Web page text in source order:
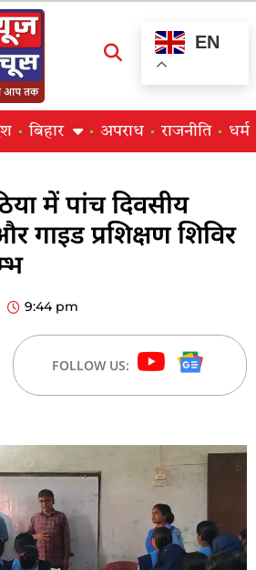
EN
बिहार अपराध राजनीति धर्म
में पांच दिवसीय
गाइड प्रशिक्षण शिविर
9:44 pm
FOLLOW US: